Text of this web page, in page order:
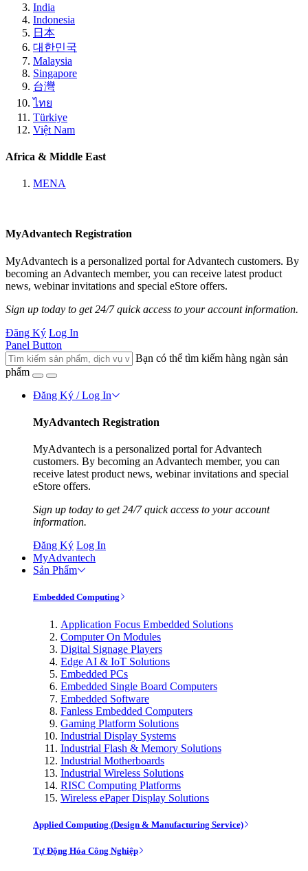
India
Indonesia
日本
대한민국
Malaysia
Singapore
台灣
ไทย
Türkiye
Việt Nam
Africa & Middle East
MENA
MyAdvantech Registration
MyAdvantech is a personalized portal for Advantech customers. By
becoming an Advantech member, you can receive latest product
news, webinar invitations and special eStore offers.
Sign up today to get 24/7 quick access to your account information.
Đăng Ký Log In
Panel Button
Bạn có thể tìm kiếm hàng ngàn sản
phẩm
Đăng Ký / Log In
MyAdvantech Registration
MyAdvantech is a personalized portal for Advantech
customers. By becoming an Advantech member, you can
receive latest product news, webinar invitations and special
eStore offers.
Sign up today to get 24/7 quick access to your account
information.
Đăng Ký Log In
MyAdvantech
Sản Phẩm
Embedded Computing
Application Focus Embedded Solutions
Computer On Modules
Digital Signage Players
Edge AI & IoT Solutions
Embedded PCs
Embedded Single Board Computers
Embedded Software
Fanless Embedded Computers
Gaming Platform Solutions
Industrial Display Systems
Industrial Flash & Memory Solutions
Industrial Motherboards
Industrial Wireless Solutions
RISC Computing Platforms
Wireless ePaper Display Solutions
Applied Computing (Design & Manufacturing Service)
Tự Động Hóa Công Nghiệp